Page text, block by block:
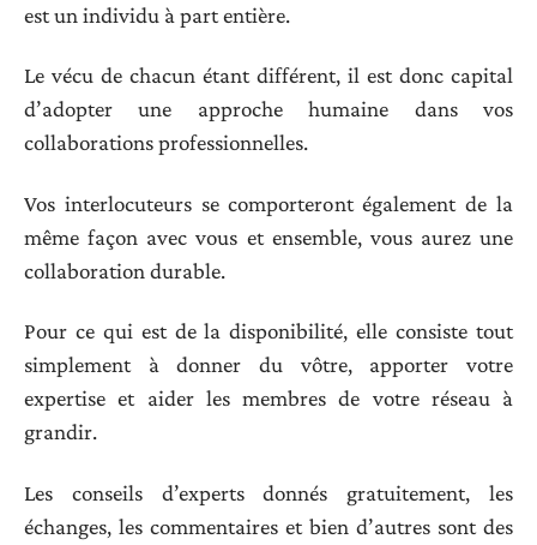
est un individu à part entière.
Le vécu de chacun étant différent, il est donc capital
d’adopter une approche humaine dans vos
collaborations professionnelles.
Vos interlocuteurs se comporteront également de la
même façon avec vous et ensemble, vous aurez une
collaboration durable.
Pour ce qui est de la disponibilité, elle consiste tout
simplement à donner du vôtre, apporter votre
expertise et aider les membres de votre réseau à
grandir.
Les conseils d’experts donnés gratuitement, les
échanges, les commentaires et bien d’autres sont des